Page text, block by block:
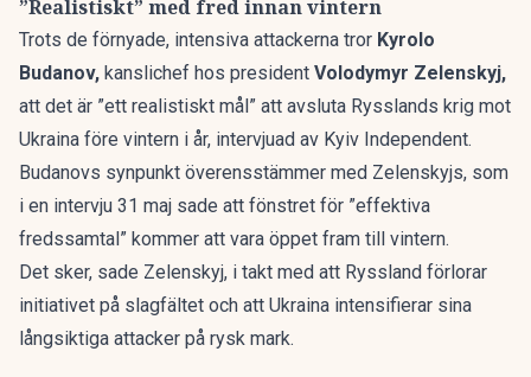
”Realistiskt” med fred innan vintern
Trots de förnyade, intensiva attackerna tror Kyrolo
Budanov, kanslichef hos president Volodymyr Zelenskyj,
att det är ”ett realistiskt mål” att avsluta Rysslands krig mot
Ukraina före vintern i år, intervjuad av Kyiv Independent.
Budanovs synpunkt överensstämmer med Zelenskyjs, som
i en intervju 31 maj sade att fönstret för ”effektiva
fredssamtal” kommer att vara öppet fram till vintern.
Det sker, sade Zelenskyj, i takt med att Ryssland förlorar
initiativet på slagfältet och att Ukraina intensifierar sina
långsiktiga attacker på rysk mark.